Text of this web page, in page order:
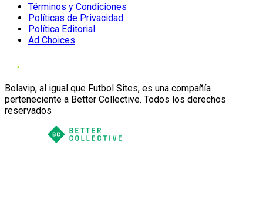
Términos y Condiciones
Políticas de Privacidad
Política Editorial
Ad Choices
Bolavip, al igual que Futbol Sites, es una compañía
perteneciente a Better Collective. Todos los derechos
reservados